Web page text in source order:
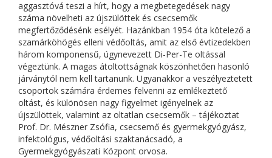
aggasztóvá teszi a hírt, hogy a megbetegedések nagy
száma növelheti az újszülöttek és csecsemők
megfertőződésénk esélyét. Hazánkban 1954 óta kötelező a
szamárköhögés elleni védőoltás, amit az első évtizedekben
három komponensű, úgynevezett Di-Per-Te oltással
végeztünk. A magas átoltottságnak köszönhetően hasonló
járványtól nem kell tartanunk. Ugyanakkor a veszélyeztetett
csoportok számára érdemes felvenni az emlékeztető
oltást, és különösen nagy figyelmet igényelnek az
újszülöttek, valamint az oltatlan csecsemők – tájékoztat
Prof. Dr. Mészner Zsófia, csecsemő és gyermekgyógyász,
infektológus, védőoltási szaktanácsadó, a
Gyermekgyógyászati Központ orvosa.